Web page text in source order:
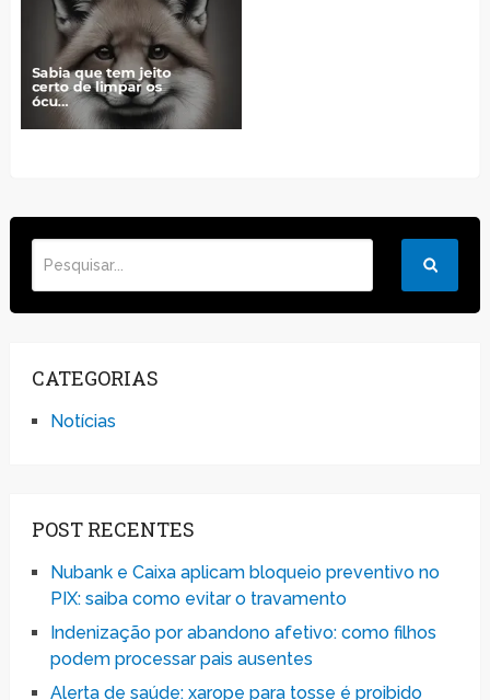
CATEGORIAS
Notícias
POST RECENTES
Nubank e Caixa aplicam bloqueio preventivo no
PIX: saiba como evitar o travamento
Indenização por abandono afetivo: como filhos
podem processar pais ausentes
Alerta de saúde: xarope para tosse é proibido